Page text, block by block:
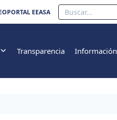
EEASA Buscar
Transparencia Información